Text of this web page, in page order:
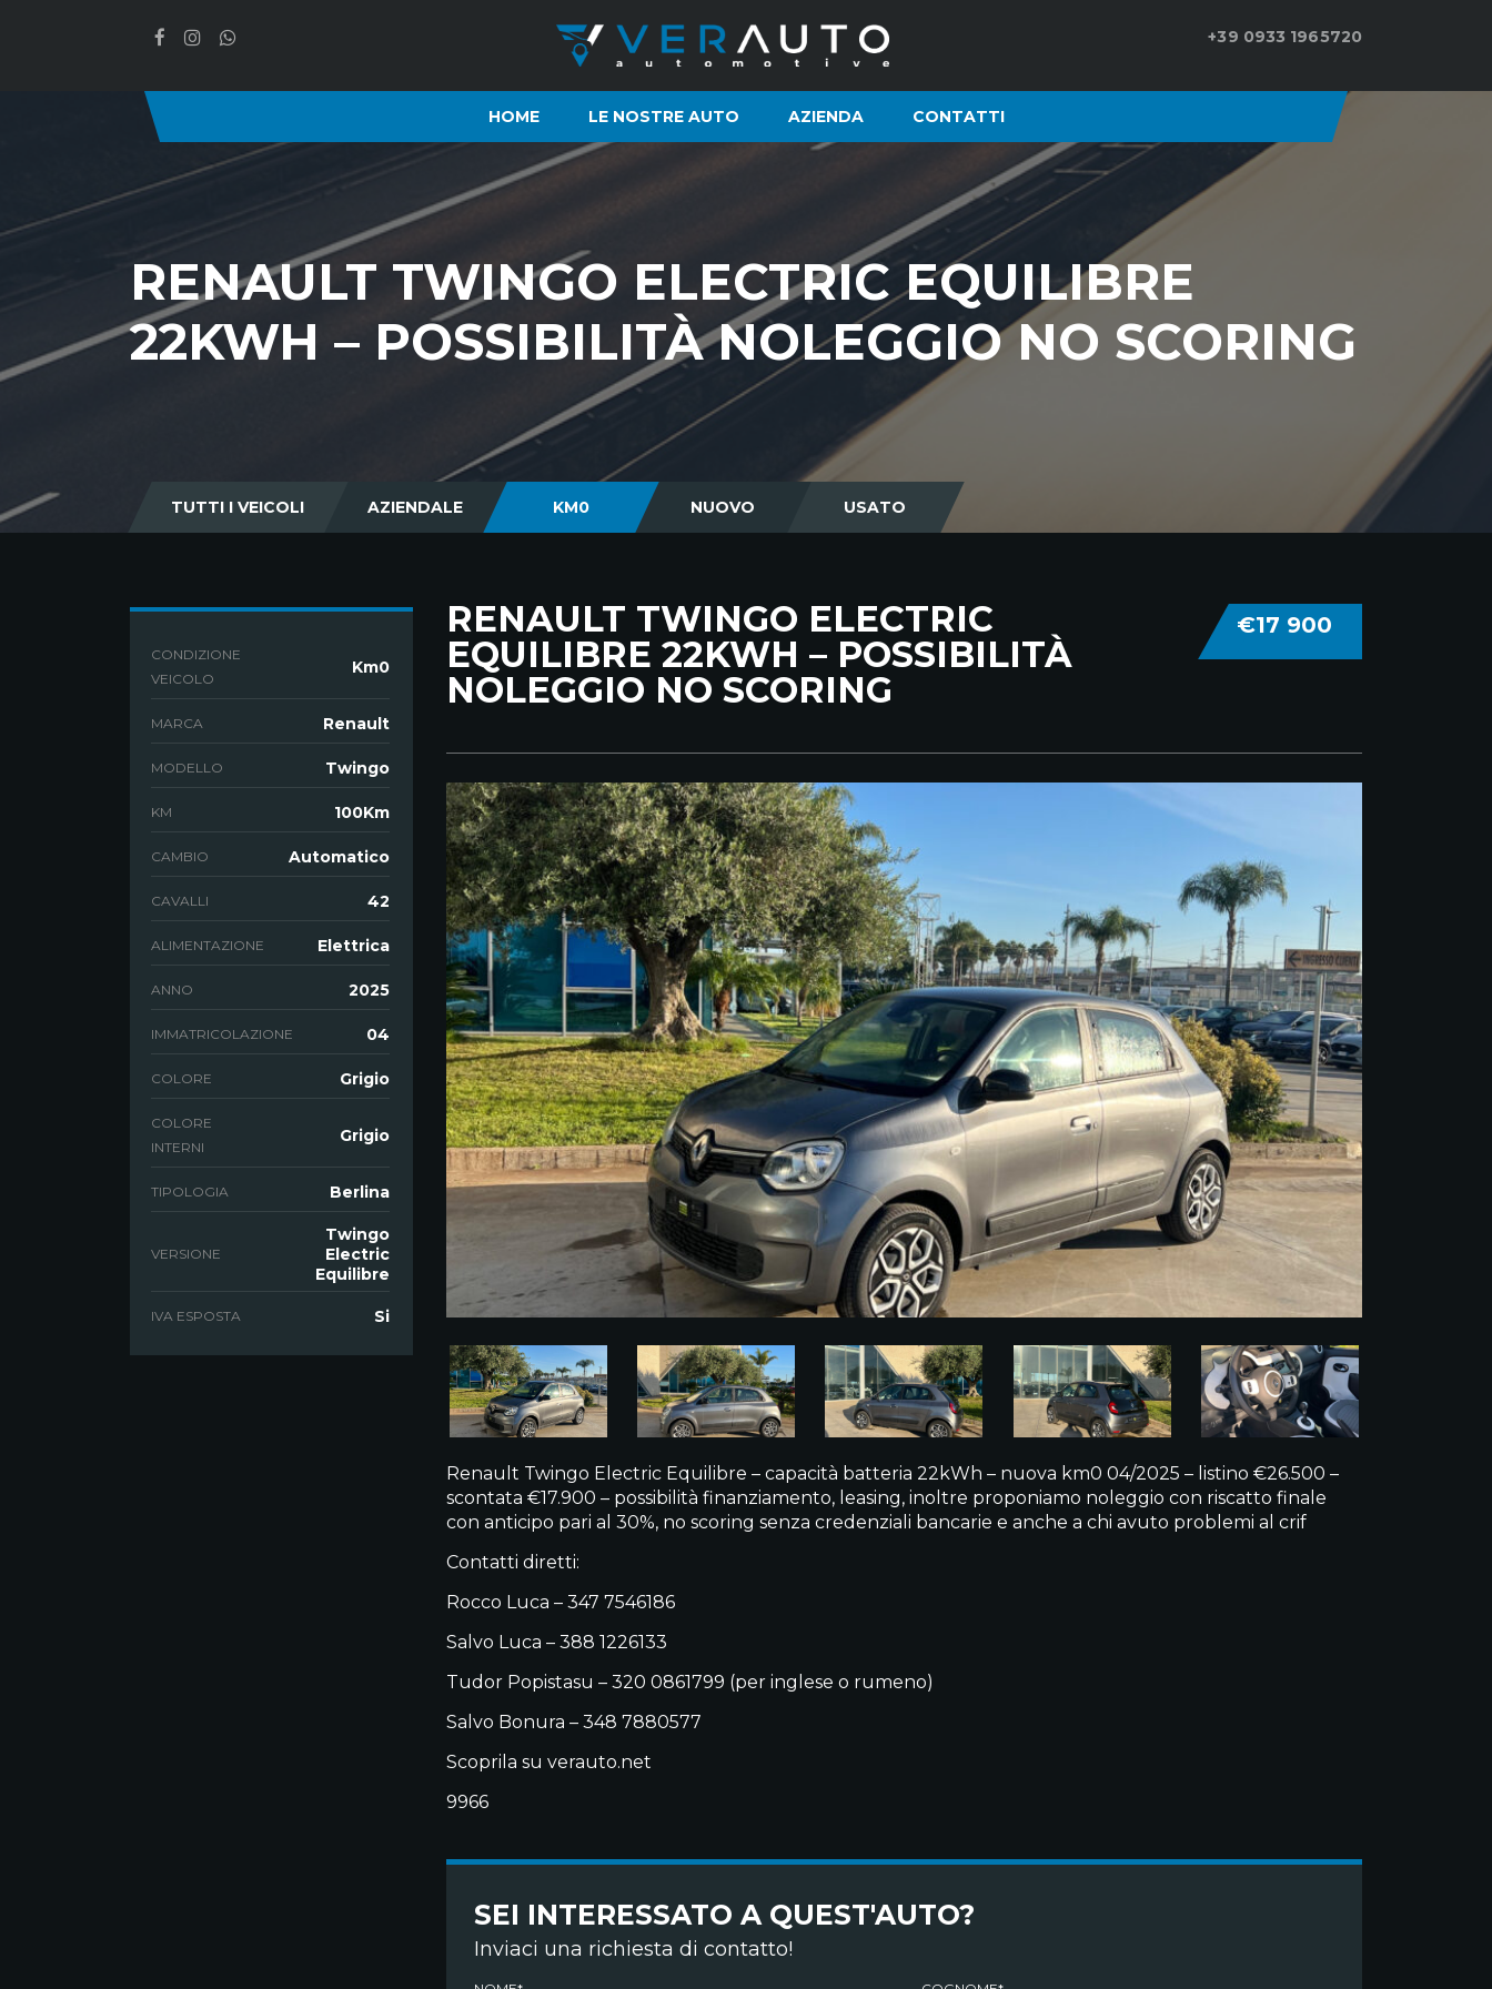
+39 0933 1965720
HOME LE NOSTRE AUTO AZIENDA CONTATTI
RENAULT TWINGO ELECTRIC EQUILIBRE
22KWH – POSSIBILITÀ NOLEGGIO NO SCORING
TUTTI I VEICOLI AZIENDALE KM0 NUOVO USATO
€17 900
RENAULT TWINGO ELECTRIC
EQUILIBRE 22KWH – POSSIBILITÀ
NOLEGGIO NO SCORING
Renault Twingo Electric Equilibre – capacità batteria 22kWh – nuova km0 04/2025 – listino €26.500 –
scontata €17.900 – possibilità finanziamento, leasing, inoltre proponiamo noleggio con riscatto finale
con anticipo pari al 30%, no scoring senza credenziali bancarie e anche a chi avuto problemi al crif
Contatti diretti:
Rocco Luca – 347 7546186
Salvo Luca – 388 1226133
Tudor Popistasu – 320 0861799 (per inglese o rumeno)
Salvo Bonura – 348 7880577
Scoprila su verauto.net
9966
SEI INTERESSATO A QUEST'AUTO?
Inviaci una richiesta di contatto!
CONDIZIONE
VEICOLO
Km0
MARCA Renault
MODELLO Twingo
KM 100Km
CAMBIO Automatico
CAVALLI 42
ALIMENTAZIONE Elettrica
ANNO 2025
IMMATRICOLAZIONE 04
COLORE Grigio
COLORE
INTERNI
Grigio
TIPOLOGIA Berlina
VERSIONE
Twingo
Electric
Equilibre
IVA ESPOSTA Si